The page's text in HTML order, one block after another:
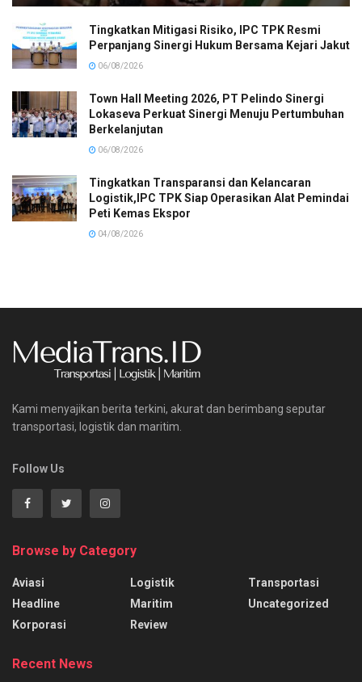
Tingkatkan Mitigasi Risiko, IPC TPK Resmi
Perpanjang Sinergi Hukum Bersama Kejari Jakut
06/08/2026
Town Hall Meeting 2026, PT Pelindo Sinergi
Lokaseva Perkuat Sinergi Menuju Pertumbuhan
Berkelanjutan
06/08/2026
Tingkatkan Transparansi dan Kelancaran
Logistik,IPC TPK Siap Operasikan Alat Pemindai
Peti Kemas Ekspor
04/08/2026
Kami menyajikan berita terkini, akurat dan berimbang seputar
transportasi, logistik dan maritim.
Follow Us
Browse by Category
Aviasi
Headline
Korporasi
Logistik
Maritim
Review
Transportasi
Uncategorized
Recent News